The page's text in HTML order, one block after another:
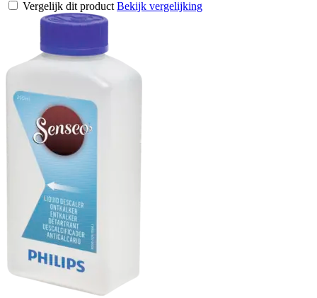
Vergelijk dit product Bekijk vergelijking